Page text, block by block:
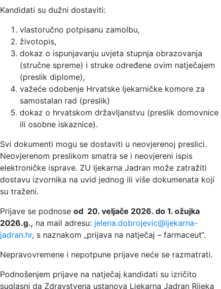
Kandidati su dužni dostaviti:
vlastoručno potpisanu zamolbu,
životopis,
dokaz o ispunjavanju uvjeta stupnja obrazovanja
(stručne spreme) i struke određene ovim natječajem
(preslik diplome),
važeće odobenje Hrvatske ljekarničke komore za
samostalan rad (preslik)
dokaz o hrvatskom državljanstvu (preslik domovnice
ili osobne iskaznice).
Svi dokumenti mogu se dostaviti u neovjerenoj preslici.
Neovjerenom preslikom smatra se i neovjereni ispis
elektroničke isprave. ZU ljekarna Jadran može zatražiti
dostavu izvornika na uvid jednog ili više dokumenata koji
su traženi.
Prijave se podnose od 20. veljače 2026. do 1. ožujka
2026.g., na mail adresu: jelena.dobrojevic@ljekarna-
jadran.hr, s naznakom „prijava na natječaj – farmaceut“.
Nepravovremene i nepotpune prijave neće se razmatrati.
Podnošenjem prijave na natječaj kandidati su izričito
suglasni da Zdravstvena ustanova Ljekarna Jadran Rijeka